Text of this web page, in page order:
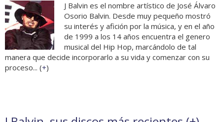
J Balvin es el nombre artístico de José Álvaro
Osorio Balvin. Desde muy pequeño mostró
su interés y afición por la música, y en el año
de 1999 a los 14 años encuentra el genero
musical del Hip Hop, marcándolo de tal
manera que decide incorporarlo a su vida y comenzar con su
proceso... (+)